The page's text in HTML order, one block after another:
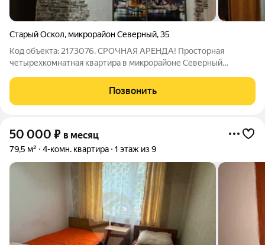
Старый Оскол, микрорайон Северный,35
Код объекта: 2173076. СРОЧНАЯ АРЕНДА! Просторная
четырехкомнатная квартира в микрорайоне Северный
пятиэтажного, жилого дома. В квартире выполнен
косметический ремонт, имеется вся необходимая для
Позвонить
50 000 ₽ в месяц
79,5 м² 4-комн. квартира 1 этаж из 9